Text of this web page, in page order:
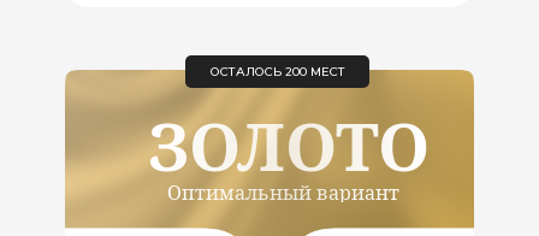
ЗОЛОТО
Оптимальный вариант
ОСТАЛОСЬ 200 МЕСТ